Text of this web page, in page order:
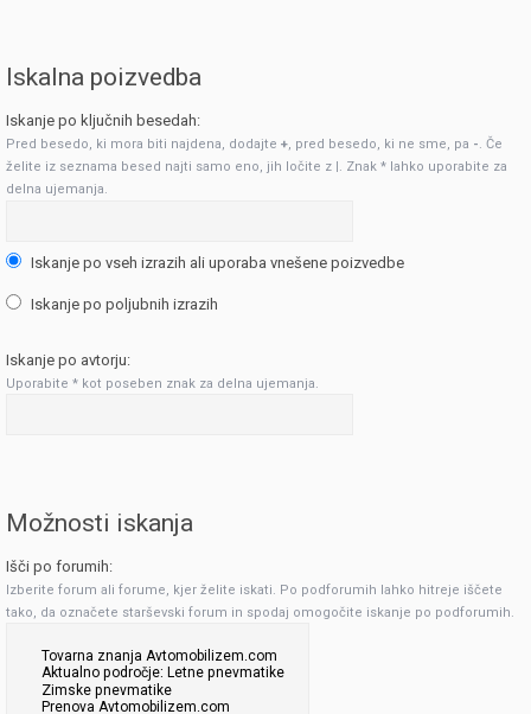
Iskalna poizvedba
Iskanje po ključnih besedah:
Pred besedo, ki mora biti najdena, dodajte +, pred besedo, ki ne sme, pa -. Če
želite iz seznama besed najti samo eno, jih ločite z |. Znak * lahko uporabite za
delna ujemanja.
Iskanje po vseh izrazih ali uporaba vnešene poizvedbe
Iskanje po poljubnih izrazih
Iskanje po avtorju:
Uporabite * kot poseben znak za delna ujemanja.
Možnosti iskanja
Išči po forumih:
Izberite forum ali forume, kjer želite iskati. Po podforumih lahko hitreje iščete
tako, da označete starševski forum in spodaj omogočite iskanje po podforumih.